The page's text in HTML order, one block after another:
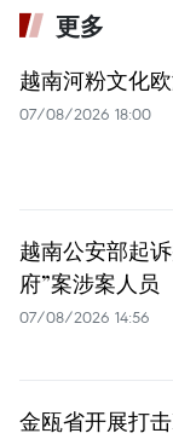
更多
越南河粉文化
07/08/2026 18:00
越南公安部起
府”案涉案人员
07/08/2026 14:56
金瓯省开展打